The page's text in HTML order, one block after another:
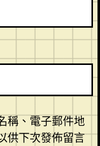
稱、電子郵件地
供下次發佈留言